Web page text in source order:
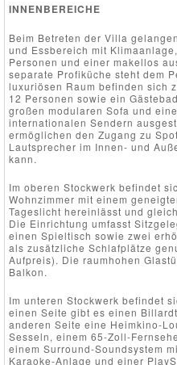
INNENBEREICHE
Beim Betreten der Villa
und Essbereich mit
Personen und einer makellos
separate Profiküche steht dem
luxuriösen Raum befinden sich
12 Personen sowie ein
großen modularen Sofa und
internationalen Sendern
ermöglichen den Zugang zu
Lautsprecher im Innen- und
kann.
Im oberen Stockwerk befindet
Wohnzimmer mit einem
Tageslicht hereinlässt und
Die Einrichtung umfasst
einen Spieltisch sowie zwei
als zusätzliche Schlafplätze
Aufpreis). Die raumhohen
Balkon.
Im unteren Stockwerk befindet
einen Seite gibt es einen
anderen Seite eine Heimkino-
Sesseln, einem 65-Zoll-
einem Surround-Soundsystem
Karaoke-Anlage und einer